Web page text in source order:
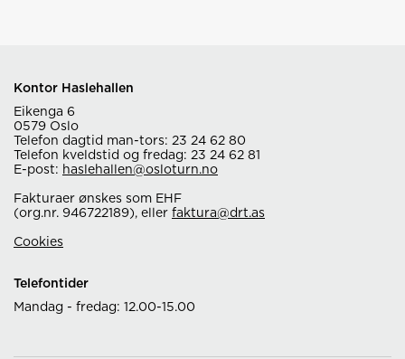
Kontor Haslehallen
Eikenga 6
0579 Oslo
Telefon dagtid man-tors: 23 24 62 80
Telefon kveldstid og fredag: 23 24 62 81
E-post: haslehallen@osloturn.no
Fakturaer ønskes som EHF
(org.nr. 946722189), eller faktura@drt.as
Cookies
Telefontider
Mandag - fredag: 12.00-15.00